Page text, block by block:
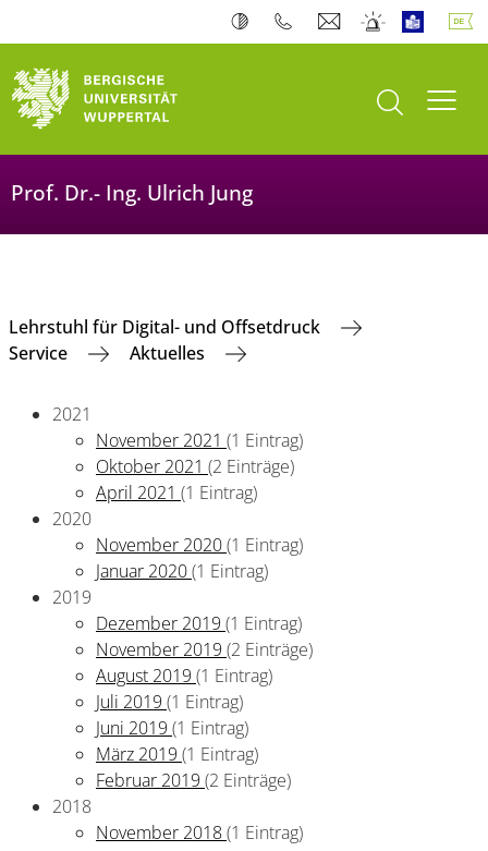
Suche öffnen
Prof. Dr.- Ing. Ulrich Jung
Lehrstuhl für Digital- und Offsetdruck
Service
Aktuelles
2021
November 2021 (1 Eintrag)
Oktober 2021 (2 Einträge)
April 2021 (1 Eintrag)
2020
November 2020(1 Eintrag)
Januar 2020(1 Eintrag)
2019
Dezember 2019 (1 Eintrag)
November 2019 (2 Einträge)
August 2019 (1 Eintrag)
Juli 2019 (1 Eintrag)
Juni 2019 (1 Eintrag)
März 2019 (1 Eintrag)
Februar 2019 (2 Einträge)
2018
November 2018(1 Eintrag)